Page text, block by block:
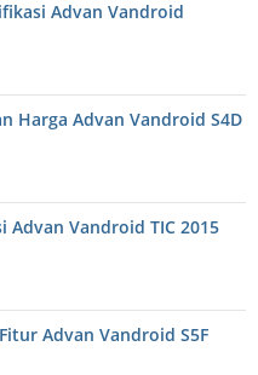
Advan Vandroid
Harga Advan Vandroid S4D
Advan Vandroid TIC 2015
Advan Vandroid S5F